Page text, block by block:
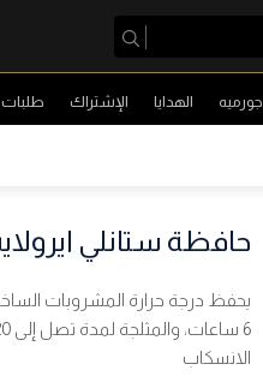
جورميه الهدايا الإشتراك طلبات
حافظة ستانلي ايرولايت
الانسكاب